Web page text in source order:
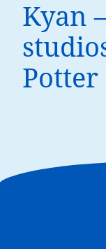
Kyan
Potter